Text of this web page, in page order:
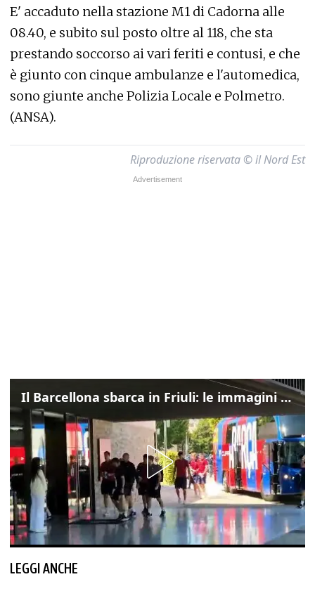
E' accaduto nella stazione M1 di Cadorna alle
08.40, e subito sul posto oltre al 118, che sta
prestando soccorso ai vari feriti e contusi, e che
è giunto con cinque ambulanze e l'automedica,
sono giunte anche Polizia Locale e Polmetro.
(ANSA).
Riproduzione riservata © il Nord Est
Il Barcellona sbarca in Friuli: le immagini dell'arrivo in albergo
LEGGI ANCHE